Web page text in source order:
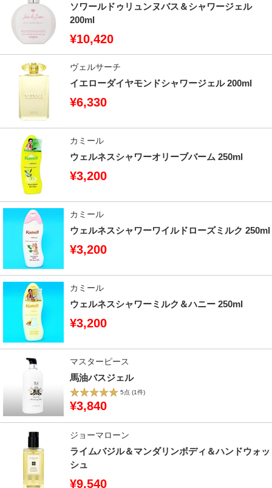
ソワールドゥリュンヌバス＆シャワージェル
200ml
¥10,420
ヴェルサーチ
イエローダイヤモンドシャワージェル 200ml
¥6,330
カミール
ウェルネスシャワーオリーブバーム 250ml
¥3,200
カミール
ウェルネスシャワーワイルドローズミルク 250ml
¥3,200
カミール
ウェルネスシャワーミルク＆ハニー 250ml
¥3,200
マスターピース
馬油バスジェル
5点 (1件)
¥3,840
ジョーマローン
ライムバジル＆マンダリンボディ＆ハンドウォッ
シュ
¥9,540